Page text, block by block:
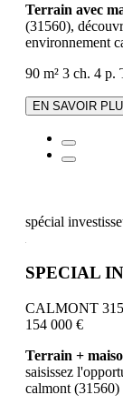
Terrain avec
(31560),
environnement
90 m² 3 ch. 4 p.
EN SAVOIR
spécial
SPECIAL
CALMONT
154 000 €
Terrain +
saisissez
calmont (31560)